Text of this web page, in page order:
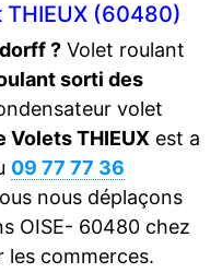
(60480)
? Volet roulant
sorti des
volet
Volets THIEUX est a
09 77 77 36
nous déplaçons
OISE- 60480 chez
les commerces.